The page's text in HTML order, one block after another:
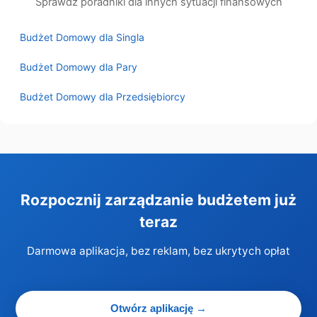
Budżet Domowy dla Singla
Budżet Domowy dla Pary
Budżet Domowy dla Przedsiębiorcy
Rozpocznij zarządzanie budżetem już
teraz
Darmowa aplikacja, bez reklam, bez ukrytych opłat
Otwórz aplikację →